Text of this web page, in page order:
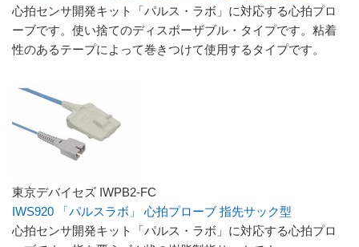
心拍センサ開発キット「パルス・ラボ」に対応する心拍プロ
ーブです。使い捨てのディスポーザブル・タイプです。粘着
性のあるテープによって巻きつけて使用するタイプです。
東京デバイセズ IWPB2-FC
IWS920 「パルスラボ」 心拍プローブ 指先サック型
心拍センサ開発キット「パルス・ラボ」に対応する心拍プロ